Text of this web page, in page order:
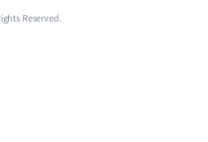
Reserved.